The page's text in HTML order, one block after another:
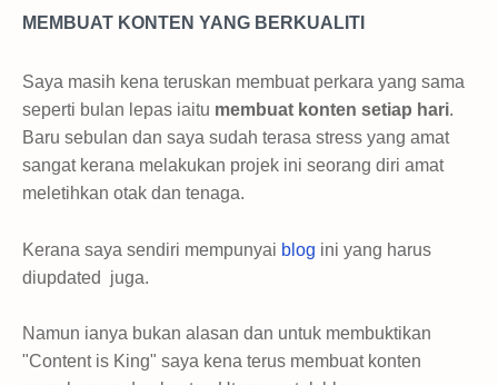
MEMBUAT KONTEN YANG BERKUALITI
Saya masih kena teruskan membuat perkara yang sama
seperti bulan lepas iaitu membuat konten setiap hari.
Baru sebulan dan saya sudah terasa stress yang amat
sangat kerana melakukan projek ini seorang diri amat
meletihkan otak dan tenaga.
Kerana saya sendiri mempunyai blog ini yang harus
diupdated juga.
Namun ianya bukan alasan dan untuk membuktikan
"Content is King" saya kena terus membuat konten